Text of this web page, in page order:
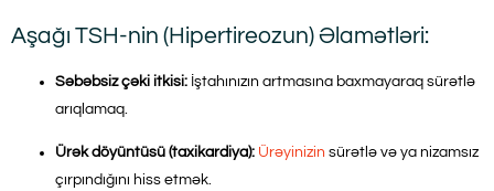
Aşağı TSH-nin (Hipertireozun) Əlamətləri:
Səbəbsiz çəki itkisi: İştahınızın artmasına baxmayaraq sürətlə
arıqlamaq.
Ürək döyüntüsü (taxikardiya): Ürəyinizin sürətlə və ya nizamsız
çırpındığını hiss etmək.